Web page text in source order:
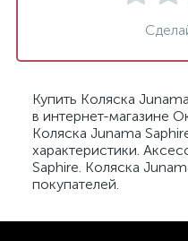
Купить Коляска
в интернет-магазине
Коляска Junama
характеристики.
Saphire. Коляска
покупателей.